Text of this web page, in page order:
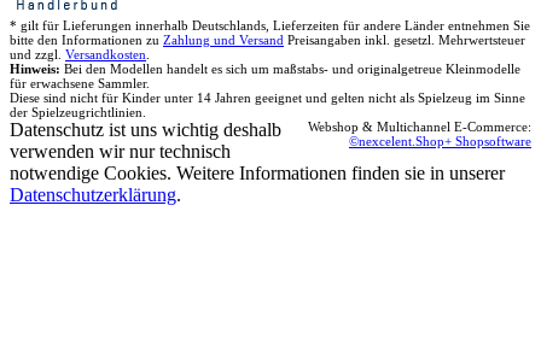
* gilt für Lieferungen innerhalb Deutschlands, Lieferzeiten für andere Länder entnehmen Sie
bitte den Informationen zu Zahlung und Versand Preisangaben inkl. gesetzl. Mehrwertsteuer
und zzgl. Versandkosten
Hinweis: Bei den Modellen handelt es sich um maßstabs- und originalgetreue Kleinmodelle
für erwachsene Sammler.
Diese sind nicht für Kinder unter 14 Jahren geeignet und gelten nicht als Spielzeug im Sinne
der Spielzeugrichtlinien.
Webshop & Multichannel E-Commerce:
©nexcelent.Shop+ Shopsoftware
Datenschutz ist uns wichtig deshalb
verwenden wir nur technisch
notwendige Cookies. Weitere Informationen finden sie in unserer
Datenschutzerklärung.